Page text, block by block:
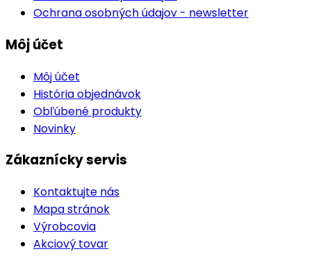
Ochrana osobných údajov - newsletter
Môj účet
Môj účet
História objednávok
Obľúbené produkty
Novinky
Zákaznícky servis
Kontaktujte nás
Mapa stránok
Výrobcovia
Akciový tovar